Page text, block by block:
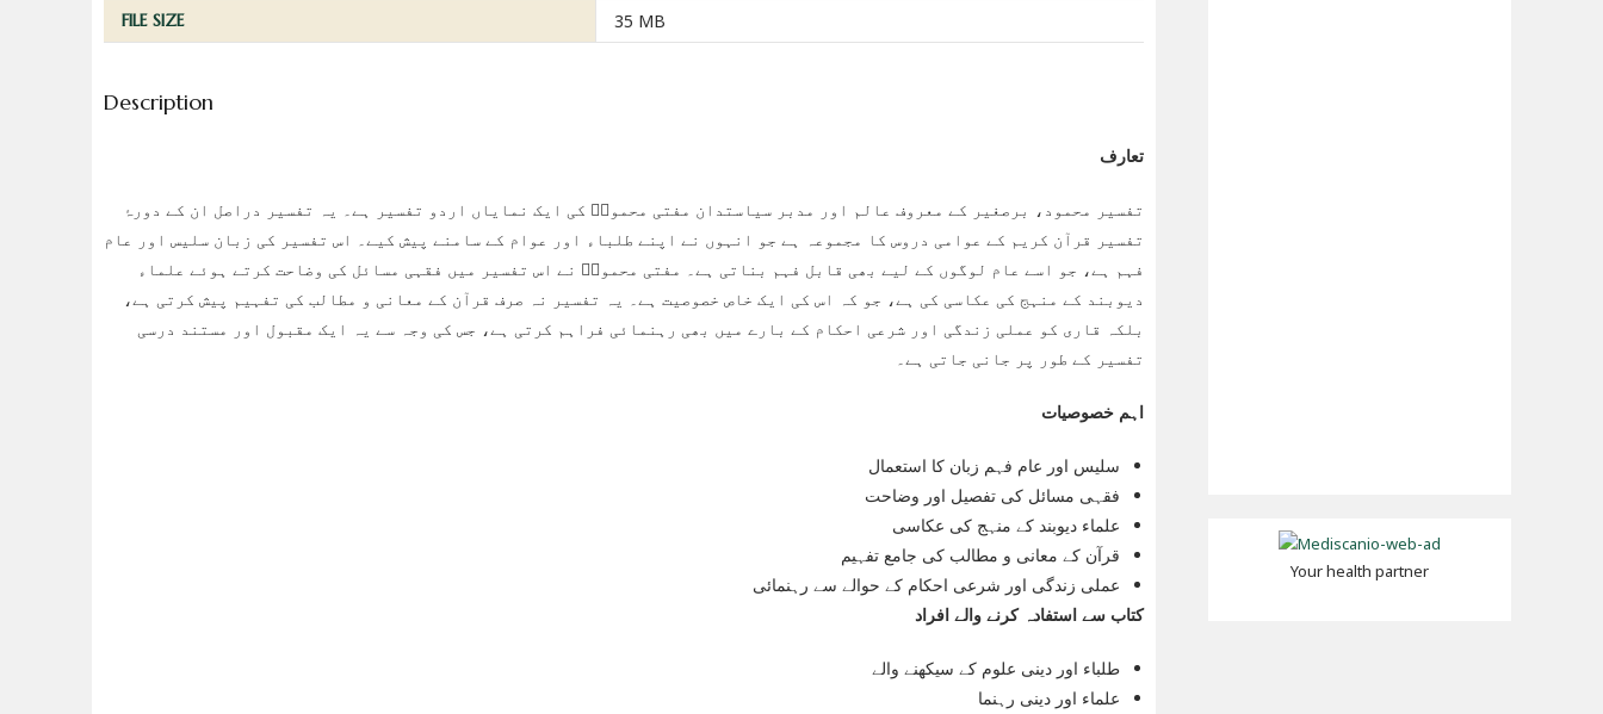
FILE SIZE 35 MB
Description
تعارف
تفسیر محمود، برصغیر کے معروف عالم اور مدبر سیاستدان مفتی محمودؒ کی ایک نمایاں اردو تفسیر ہے۔ یہ تفسیر دراصل ان کے دورۂ
تفسیر قرآن کریم کے عوامی دروس کا مجموعہ ہے جو انہوں نے اپنے طلباء اور عوام کے سامنے پیش کیے۔ اس تفسیر کی زبان سلیس اور عام
فہم ہے، جو اسے عام لوگوں کے لیے بھی قابل فہم بناتی ہے۔ مفتی محمودؒ نے اس تفسیر میں فقہی مسائل کی وضاحت کرتے ہوئے علماء
دیوبند کے منہج کی عکاسی کی ہے، جو کہ اس کی ایک خاص خصوصیت ہے۔ یہ تفسیر نہ صرف قرآن کے معانی و مطالب کی تفہیم پیش کرتی ہے،
بلکہ قاری کو عملی زندگی اور شرعی احکام کے بارے میں بھی رہنمائی فراہم کرتی ہے، جس کی وجہ سے یہ ایک مقبول اور مستند درسی
تفسیر کے طور پر جانی جاتی ہے۔
اہم خصوصیات
سلیس اور عام فہم زبان کا استعمال
فقہی مسائل کی تفصیل اور وضاحت
علماء دیوبند کے منہج کی عکاسی
قرآن کے معانی و مطالب کی جامع تفہیم
عملی زندگی اور شرعی احکام کے حوالے سے رہنمائی
کتاب سے استفادہ کرنے والے افراد
طلباء اور دینی علوم کے سیکھنے والے
علماء اور دینی رہنما
Your health partner